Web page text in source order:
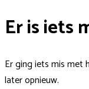
Er is iets
Er ging iets mis met
later opnieuw.